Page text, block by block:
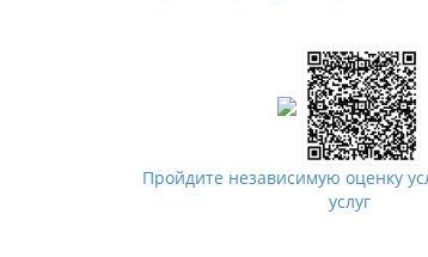
Пройдите независимую оценку
услуг